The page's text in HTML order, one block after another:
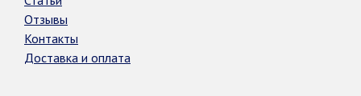
Отзывы
Контакты
Доставка и оплата